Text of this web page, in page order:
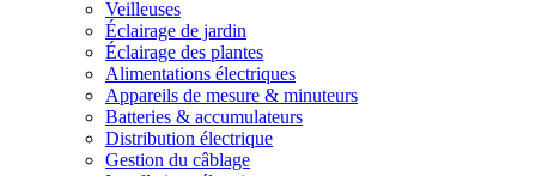
Veilleuses
Éclairage de jardin
Éclairage des plantes
Alimentations électriques
Appareils de mesure & minuteurs
Batteries & accumulateurs
Distribution électrique
Gestion du câblage